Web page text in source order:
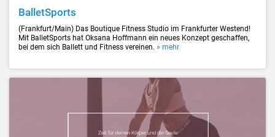
BalletSports
(Frankfurt/Main) Das Boutique Fitness Studio im Frankfurter Westend!
Mit BalletSports hat Oksana Hoffmann ein neues Konzept geschaffen,
bei dem sich Ballett und Fitness vereinen. » mehr